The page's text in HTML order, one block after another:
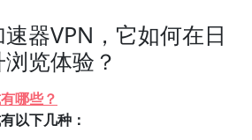
器VPN，它如何在日
览体验？
哪些？
以下几种：